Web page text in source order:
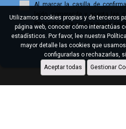
Al marcar la casilla de
leído, comprende y acepta las
Privacidad, las cuales puede
Utilizamos cookies propias y de terceros
página web, conocer cómo interactúas
estadísticos. Por favor, lee nuestra
mayor detalle las cookies que
configurarlas o rechazarlas,
Aceptar todas
Gestionar